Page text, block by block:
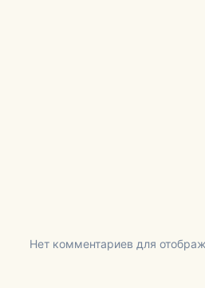
Нет комментариев для